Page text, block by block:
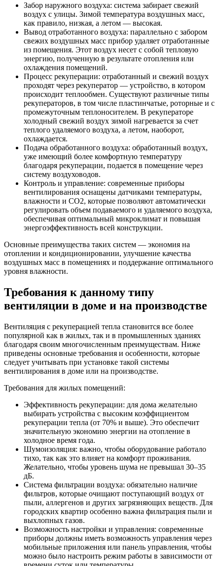
Забор наружного воздуха: система забирает свежий
воздух с улицы. Зимой температура воздушных масс,
как правило, низкая, а летом — высокая.
Вывод отработанного воздуха: параллельно с забором
свежих воздушных масс прибор удаляет отработанные
из помещения. Этот воздух несет с собой тепловую
энергию, полученную в результате отопления или
охлаждения помещений.
Процесс рекуперации: отработанный и свежий воздух
проходят через рекуператор — устройство, в котором
происходит теплообмен. Существуют различные типы
рекуператоров, в том числе пластинчатые, роторные и с
промежуточным теплоносителем. В рекуператоре
холодный свежий воздух зимой нагревается за счет
теплого удаляемого воздуха, а летом, наоборот,
охлаждается.
Подача обработанного воздуха: обработанный воздух,
уже имеющий более комфортную температуру
благодаря рекуперации, подается в помещение через
систему воздуховодов.
Контроль и управление: современные приборы
вентилирования оснащены датчиками температуры,
влажности и CO2, которые позволяют автоматически
регулировать объем подаваемого и удаляемого воздуха,
обеспечивая оптимальный микроклимат и повышая
энергоэффективность всей конструкции.
Основные преимущества таких систем — экономия на
отоплении и кондиционировании, улучшение качества
воздушных масс в помещениях и поддержание оптимального
уровня влажности.
Требования к данному типу
вентиляции в доме и на производстве
Вентиляция с рекуперацией тепла становится все более
популярной как в жилых, так и в промышленных зданиях
благодаря своим многочисленным преимуществам. Ниже
приведены основные требования и особенности, которые
следует учитывать при установке такой системы
вентилирования в доме или на производстве.
Требования для жилых помещений:
Эффективность рекуперации: для дома желательно
выбирать устройства с высоким коэффициентом
рекуперации тепла (от 70% и выше). Это обеспечит
значительную экономию энергии на отопление в
холодное время года.
Шумоизоляция: важно, чтобы оборудование работало
тихо, так как это влияет на комфорт проживания.
Желательно, чтобы уровень шума не превышал 30–35
дБ.
Система фильтрации воздуха: обязательно наличие
фильтров, которые очищают поступающий воздух от
пыли, аллергенов и других загрязняющих веществ. Для
городских квартир особенно важна фильтрация пыли и
выхлопных газов.
Возможность настройки и управления: современные
приборы должны иметь возможность управления через
мобильные приложения или панель управления, чтобы
можно было настроить режим работы в зависимости от